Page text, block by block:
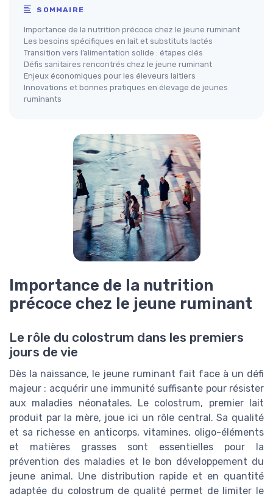
SOMMAIRE
Importance de la nutrition précoce chez le jeune ruminant
Les besoins spécifiques en lait et substituts lactés
Transition vers l’alimentation solide : étapes clés
Défis sanitaires rencontrés chez le jeune ruminant
Enjeux économiques pour les éleveurs laitiers
Innovations et bonnes pratiques en élevage de jeunes
ruminants
Importance de la nutrition
précoce chez le jeune ruminant
Le rôle du colostrum dans les premiers
jours de vie
Dès la naissance, le jeune ruminant fait face à un défi
majeur : acquérir une immunité suffisante pour résister
aux maladies néonatales. Le colostrum, premier lait
produit par la mère, joue ici un rôle central. Sa qualité
et sa richesse en anticorps, vitamines, oligo-éléments
et matières grasses sont essentielles pour la
prévention des maladies et le bon développement du
jeune animal. Une distribution rapide et en quantité
adaptée du colostrum de qualité permet de limiter le